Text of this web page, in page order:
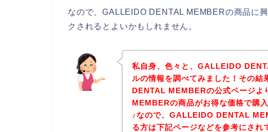
なので、GALLEIDO DENTAL MEMBERの商品に
クされるとよいかもしれません。
私自身、色々と、GALLEIDO
ルの情報を調べてみました！その結
DENTAL MEMBERの公式ページ
MEMBERの商品がお得な価格で購
♪なので、GALLEIDO DENTAL
る方は下記ページなどを参考にされ